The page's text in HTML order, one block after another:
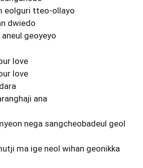
eolguri tteo-ollayo
dwiedo
geoyeyo
love
love
ana
nega sangcheobadeul geol
ma ige neol wihan geonikka